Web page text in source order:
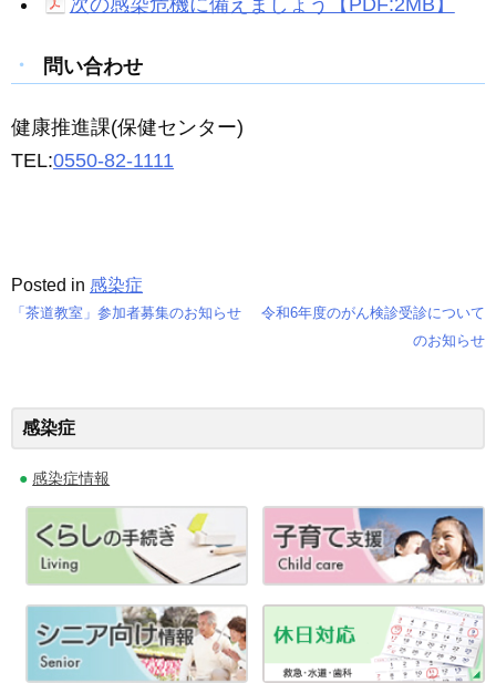
次の感染危機に備えましょう【PDF:2MB】
問い合わせ
健康推進課(保健センター)
TEL:0550-82-1111
Posted in 感染症
ナ
ゲ
シ
「茶道教室」参加者募集のお知らせ
令和6年度のがん検診受診について
のお知らせ
感染症
感染症情報